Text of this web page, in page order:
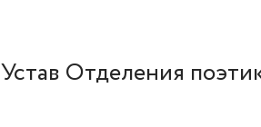
Устав Отделения